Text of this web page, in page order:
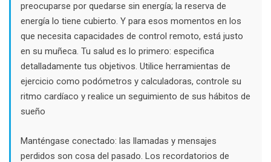
preocuparse por quedarse sin energía; la reserva de
energía lo tiene cubierto. Y para esos momentos en los
que necesita capacidades de control remoto, está justo
en su muñeca. Tu salud es lo primero: especifica
detalladamente tus objetivos. Utilice herramientas de
ejercicio como podómetros y calculadoras, controle su
ritmo cardíaco y realice un seguimiento de sus hábitos de
sueño
Manténgase conectado: las llamadas y mensajes
perdidos son cosa del pasado. Los recordatorios de